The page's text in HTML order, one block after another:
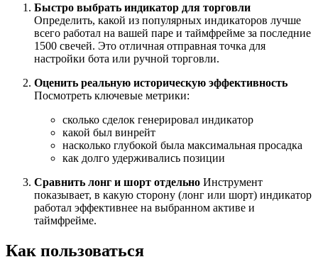
Быстро выбрать индикатор для торговли
Определить, какой из популярных индикаторов лучше
всего работал на вашей паре и таймфрейме за последние
1500 свечей. Это отличная отправная точка для
настройки бота или ручной торговли.
Оценить реальную историческую эффективность
Посмотреть ключевые метрики:
сколько сделок генерировал индикатор
какой был винрейт
насколько глубокой была максимальная просадка
как долго удерживались позиции
Сравнить лонг и шорт отдельно Инструмент
показывает, в какую сторону (лонг или шорт) индикатор
работал эффективнее на выбранном активе и
таймфрейме.
Как пользоваться